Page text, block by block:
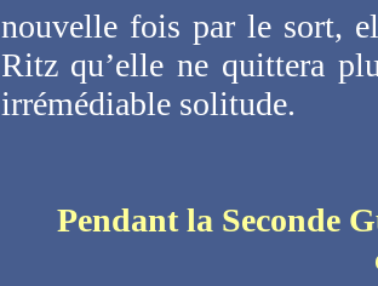
nouvelle fois par le sort,
Ritz qu’elle ne quittera
irrémédiable solitude.
Pendant la Seconde